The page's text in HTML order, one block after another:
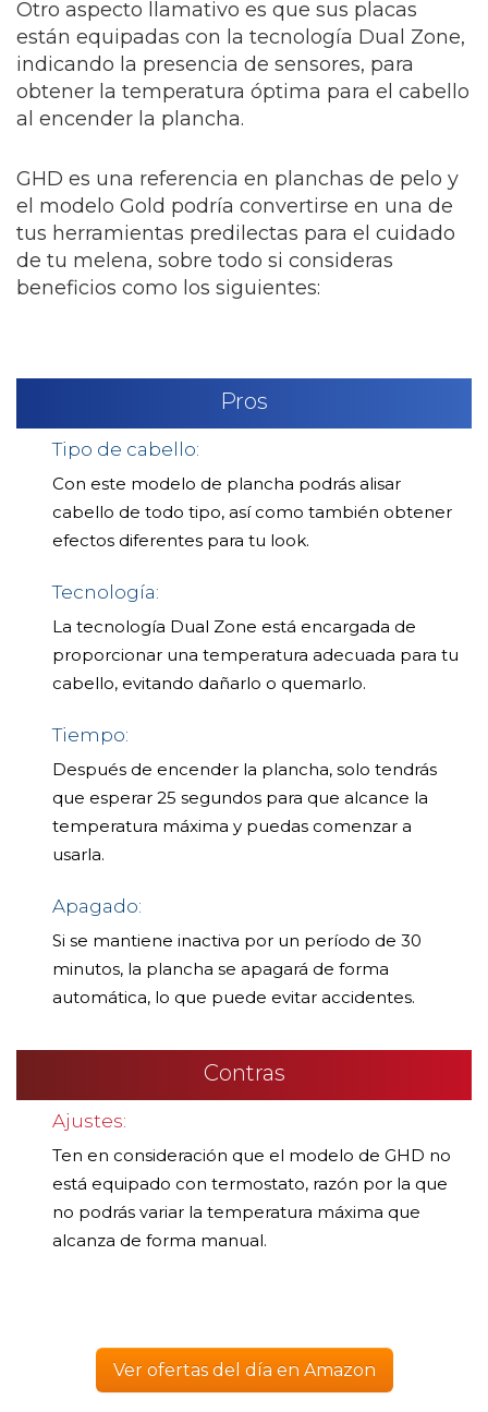
Otro aspecto llamativo es que sus placas
están equipadas con la tecnología Dual Zone,
indicando la presencia de sensores, para
obtener la temperatura óptima para el cabello
al encender la plancha.
GHD es una referencia en planchas de pelo y
el modelo Gold podría convertirse en una de
tus herramientas predilectas para el cuidado
de tu melena, sobre todo si consideras
beneficios como los siguientes:
Pros
Tipo de cabello:
Con este modelo de plancha podrás alisar
cabello de todo tipo, así como también obtener
efectos diferentes para tu look.
Tecnología:
La tecnología Dual Zone está encargada de
proporcionar una temperatura adecuada para tu
cabello, evitando dañarlo o quemarlo.
Tiempo:
Después de encender la plancha, solo tendrás
que esperar 25 segundos para que alcance la
temperatura máxima y puedas comenzar a
usarla.
Apagado:
Si se mantiene inactiva por un período de 30
minutos, la plancha se apagará de forma
automática, lo que puede evitar accidentes.
Contras
Ajustes:
Ten en consideración que el modelo de GHD no
está equipado con termostato, razón por la que
no podrás variar la temperatura máxima que
alcanza de forma manual.
Ver ofertas del día en Amazon